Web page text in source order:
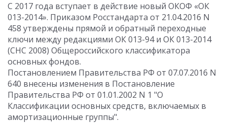
С 2017 года вступает в действие новый ОКОФ «ОК
013-2014». Приказом Росстандарта от 21.04.2016 N
458 утверждены прямой и обратный переходные
ключи между редакциями ОК 013-94 и ОК 013-2014
(СНС 2008) Общероссийского классификатора
основных фондов.
Постановлением Правительства РФ от 07.07.2016 N
640 внесены изменения в Постановление
Правительства РФ от 01.01.2002 N 1 "О
Классификации основных средств, включаемых в
амортизационные группы".